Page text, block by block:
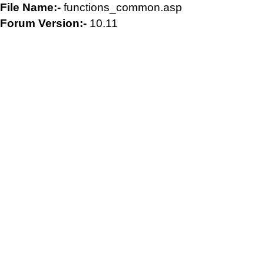
File Name:- functions_common.asp
Forum Version:- 10.11